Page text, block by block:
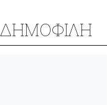
ΔΗΜΟΦΙΛΗ